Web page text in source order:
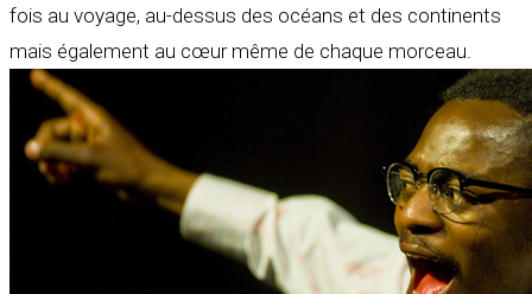
fois au voyage, au-dessus des océans et des continents
mais également au cœur même de chaque morceau.